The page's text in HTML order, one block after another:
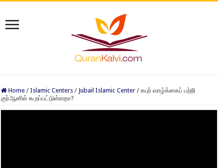
Home / Islamic Centers / Jubail Islamic Center / கபுர் வாழ்க்கைப் பற்றி
குர்ஆனில் கூறப்பட்டுள்ளதா?